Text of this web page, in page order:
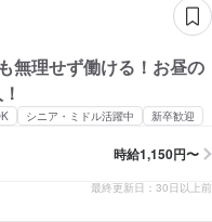
無理せず働ける！お昼の
シニア・ミドル活躍中 新卒歓迎
時給1,150円〜
最終更新日：30日以上前